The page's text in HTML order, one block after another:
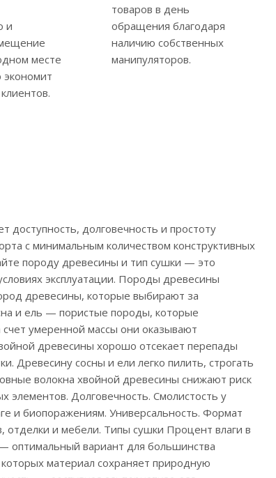
и
месте
экономит
товаров в день
обращения благодаря
наличию собственных
манипуляторов.
долговечность и простоту
с минимальным количеством конструктивных
породу древесины и тип сушки — это
эксплуатации. Породы древесины
древесины, которые выбирают за
и ель — пористые породы, которые
счет умеренной массы они оказывают
древесины хорошо отсекает перепады
Древесину сосны и ели легко пилить, строгать
волокна хвойной древесины снижают риск
элементов. Долговечность. Смолистость у
и биопоражениям. Универсальность. Формат
отделки и мебели. Типы сушки Процент влаги в
оптимальный вариант для большинства
материал сохраняет природную